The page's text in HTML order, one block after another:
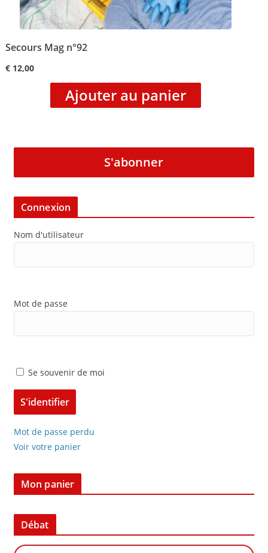
Secours Mag n°92
€12,00
Ajouter au panier
S'abonner
Connexion
Nom d'utilisateur
Mot de passe
Se souvenir de moi
Mot de passe perdu
Voir votre panier
Mon panier
Débat